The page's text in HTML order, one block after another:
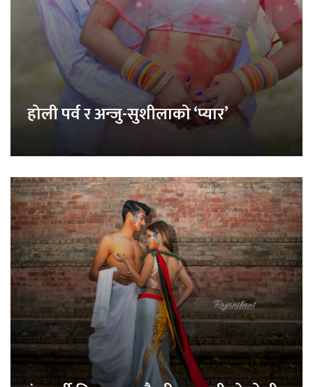
होली पर्व र अन्जु-सुशीलाको ‘प्यार’